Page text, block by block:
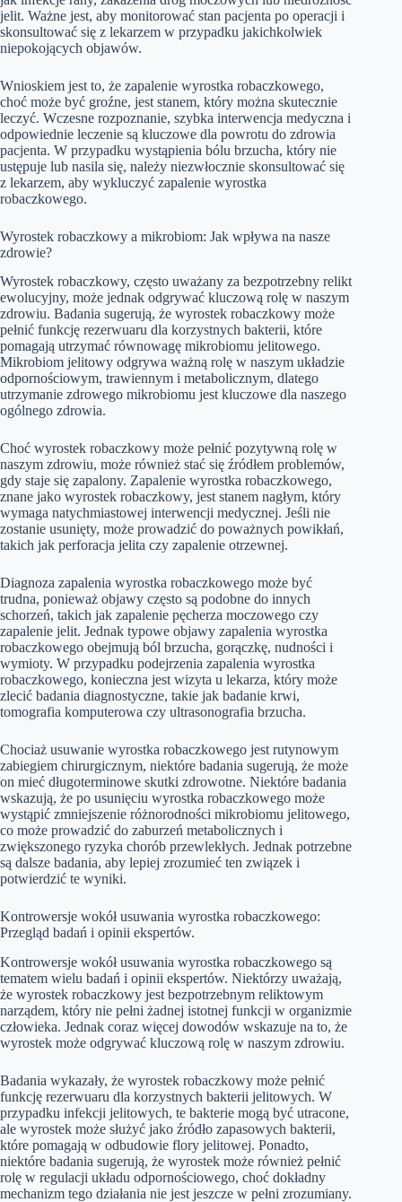
jelit. Ważne jest, aby monitorować stan pacjenta po operacji i
skonsultować się z lekarzem w przypadku jakichkolwiek
niepokojących objawów.
Wnioskiem jest to, że zapalenie wyrostka robaczkowego,
choć może być groźne, jest stanem, który można skutecznie
leczyć. Wczesne rozpoznanie, szybka interwencja medyczna i
odpowiednie leczenie są kluczowe dla powrotu do zdrowia
pacjenta. W przypadku wystąpienia bólu brzucha, który nie
ustępuje lub nasila się, należy niezwłocznie skonsultować się
z lekarzem, aby wykluczyć zapalenie wyrostka
robaczkowego.
Wyrostek robaczkowy a mikrobiom: Jak wpływa na nasze
zdrowie?
Wyrostek robaczkowy, często uważany za bezpotrzebny relikt
ewolucyjny, może jednak odgrywać kluczową rolę w naszym
zdrowiu. Badania sugerują, że wyrostek robaczkowy może
pełnić funkcję rezerwuaru dla korzystnych bakterii, które
pomagają utrzymać równowagę mikrobiomu jelitowego.
Mikrobiom jelitowy odgrywa ważną rolę w naszym układzie
odpornościowym, trawiennym i metabolicznym, dlatego
utrzymanie zdrowego mikrobiomu jest kluczowe dla naszego
ogólnego zdrowia.
Choć wyrostek robaczkowy może pełnić pozytywną rolę w
naszym zdrowiu, może również stać się źródłem problemów,
gdy staje się zapalony. Zapalenie wyrostka robaczkowego,
znane jako wyrostek robaczkowy, jest stanem nagłym, który
wymaga natychmiastowej interwencji medycznej. Jeśli nie
zostanie usunięty, może prowadzić do poważnych powikłań,
takich jak perforacja jelita czy zapalenie otrzewnej.
Diagnoza zapalenia wyrostka robaczkowego może być
trudna, ponieważ objawy często są podobne do innych
schorzeń, takich jak zapalenie pęcherza moczowego czy
zapalenie jelit. Jednak typowe objawy zapalenia wyrostka
robaczkowego obejmują ból brzucha, gorączkę, nudności i
wymioty. W przypadku podejrzenia zapalenia wyrostka
robaczkowego, konieczna jest wizyta u lekarza, który może
zlecić badania diagnostyczne, takie jak badanie krwi,
tomografia komputerowa czy ultrasonografia brzucha.
Chociaż usuwanie wyrostka robaczkowego jest rutynowym
zabiegiem chirurgicznym, niektóre badania sugerują, że może
on mieć długoterminowe skutki zdrowotne. Niektóre badania
wskazują, że po usunięciu wyrostka robaczkowego może
wystąpić zmniejszenie różnorodności mikrobiomu jelitowego,
co może prowadzić do zaburzeń metabolicznych i
zwiększonego ryzyka chorób przewlekłych. Jednak potrzebne
są dalsze badania, aby lepiej zrozumieć ten związek i
potwierdzić te wyniki.
Kontrowersje wokół usuwania wyrostka robaczkowego:
Przegląd badań i opinii ekspertów.
Kontrowersje wokół usuwania wyrostka robaczkowego są
tematem wielu badań i opinii ekspertów. Niektórzy uważają,
że wyrostek robaczkowy jest bezpotrzebnym reliktowym
narządem, który nie pełni żadnej istotnej funkcji w organizmie
człowieka. Jednak coraz więcej dowodów wskazuje na to, że
wyrostek może odgrywać kluczową rolę w naszym zdrowiu.
Badania wykazały, że wyrostek robaczkowy może pełnić
funkcję rezerwuaru dla korzystnych bakterii jelitowych. W
przypadku infekcji jelitowych, te bakterie mogą być utracone,
ale wyrostek może służyć jako źródło zapasowych bakterii,
które pomagają w odbudowie flory jelitowej. Ponadto,
niektóre badania sugerują, że wyrostek może również pełnić
rolę w regulacji układu odpornościowego, choć dokładny
mechanizm tego działania nie jest jeszcze w pełni zrozumiany.